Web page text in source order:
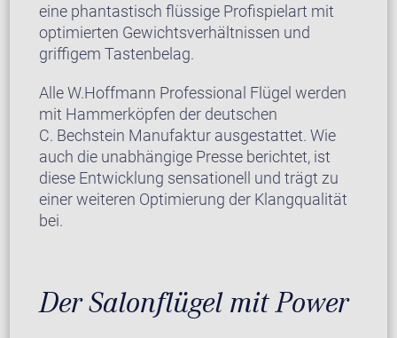
eine phantastisch flüssige Profispielart mit
optimierten Gewichtsverhältnissen und
griffigem Tastenbelag.
Alle W.Hoffmann Professional Flügel werden
mit Hammerköpfen der deutschen
C. Bechstein Manufaktur ausgestattet. Wie
auch die unabhängige Presse berichtet, ist
diese Entwicklung sensationell und trägt zu
einer weiteren Optimierung der Klangqualität
bei.
Der Salonflügel mit Power